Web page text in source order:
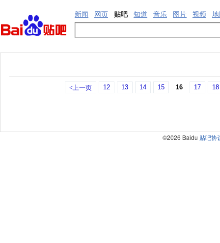
新闻 网页 贴吧 知道 音乐 图片 视频
<上一页 12 13 14 15 16 17 18
©2026 Baidu 贴吧协